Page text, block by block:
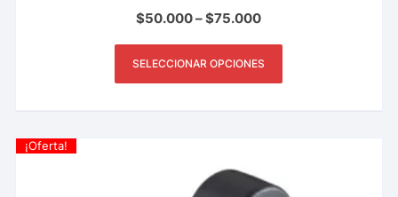
$50.000–$75.000
SELECCIONAR OPCIONES
¡Oferta!